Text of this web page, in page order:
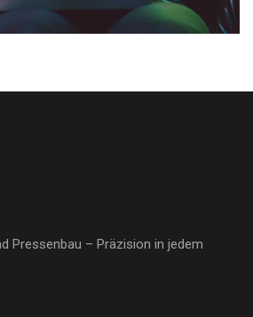
Pressenbau – Präzision in jedem